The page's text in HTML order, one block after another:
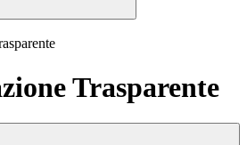
Trasparente